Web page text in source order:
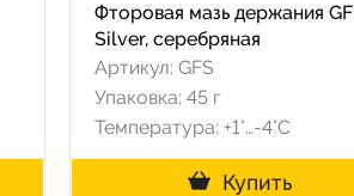
Фторовая мазь держания GF
Silver, серебряная
Артикул: GFS
Упаковка: 45 г
Температура: +1°…-4°C
Купить